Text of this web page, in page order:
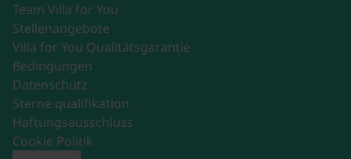
Team Villa for You
Stellenangebote
Villa for You Qualitätsgarantie
Bedingungen
Datenschutz
Sterne qualifikation
Haftungsausschluss
Cookie Politik